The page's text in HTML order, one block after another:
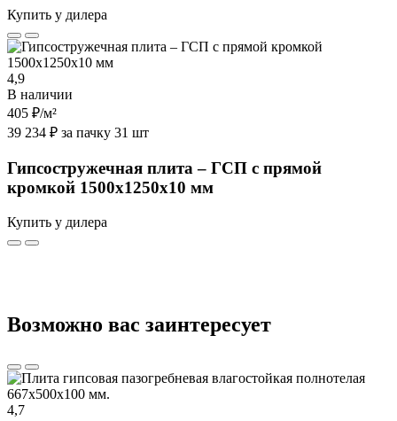
Купить у дилера
4,9
В наличии
405 ₽/м²
39 234 ₽ за пачку 31 шт
Гипсостружечная плита – ГСП с прямой
кромкой 1500х1250х10 мм
Купить у дилера
Возможно вас заинтересует
4,7